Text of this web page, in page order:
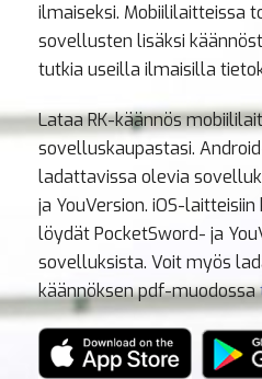
ilmaiseksi. Mobiililaitteissa
sovellusten lisäksi
tutkia useilla ilmaisilla
Lataa RK-käännös
sovelluskaupastasi.
ladattavissa olevia
ja YouVersion. iOS-
löydät PocketSword- ja
sovelluksista. Voit myös
käännöksen pdf-muodossa